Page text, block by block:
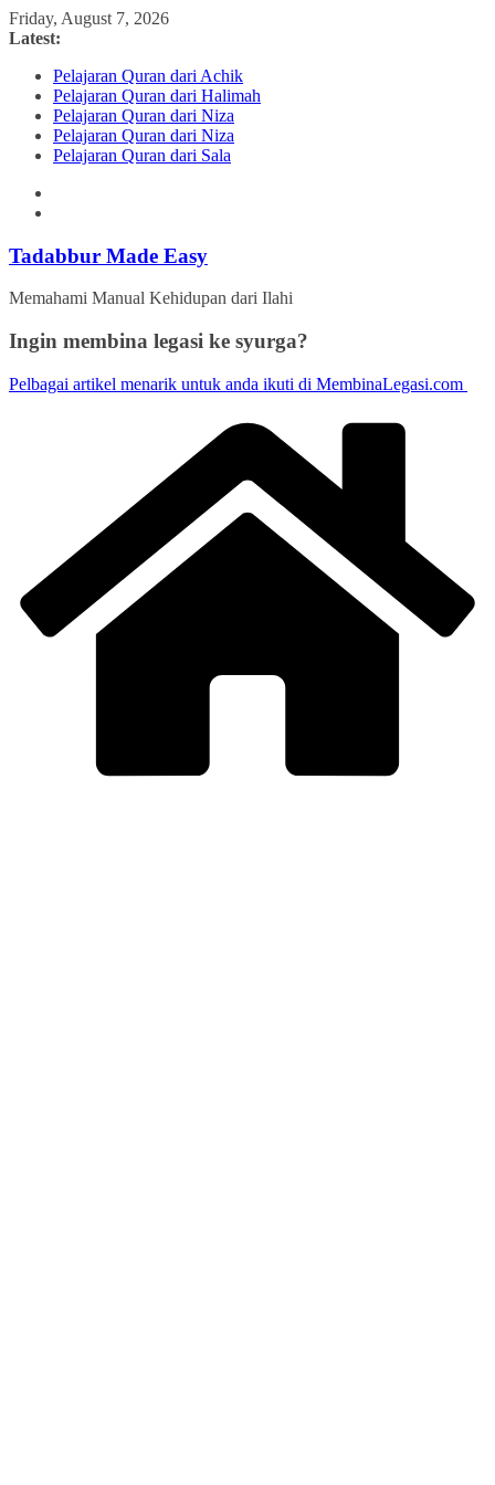
Skip
to
Friday, August 7, 2026
Latest:
Pelajaran Quran dari Achik
Pelajaran Quran dari Halimah
Pelajaran Quran dari Niza
Pelajaran Quran dari Niza
Pelajaran Quran dari Sala
Tadabbur Made Easy
Memahami Manual Kehidupan dari Ilahi
Ingin membina legasi ke syurga?
Pelbagai artikel menarik untuk anda ikuti di MembinaLegasi.com